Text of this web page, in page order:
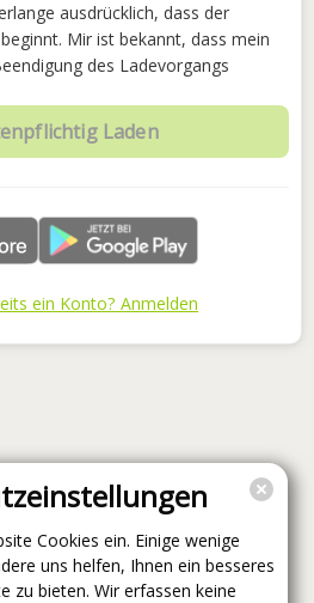
ausdrücklich, dass der
Mir ist bekannt, dass mein
des Ladevorgangs
Laden
ein Konto? Anmelden
Cookies ein. Einige wenige
uns helfen, Ihnen ein besseres
zu bieten. Wir erfassen keine